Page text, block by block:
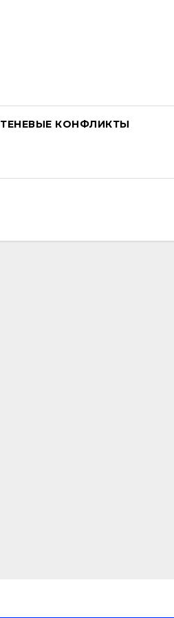
ТЕНЕВЫЕ КОНФЛИКТЫ